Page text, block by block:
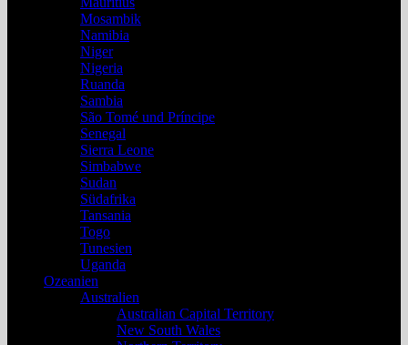
Mosambik
Namibia
Niger
Nigeria
Ruanda
Sambia
São Tomé und Príncipe
Senegal
Sierra Leone
Simbabwe
Sudan
Südafrika
Tansania
Togo
Tunesien
Uganda
Ozeanien
Australien
Australian Capital Territory
New South Wales